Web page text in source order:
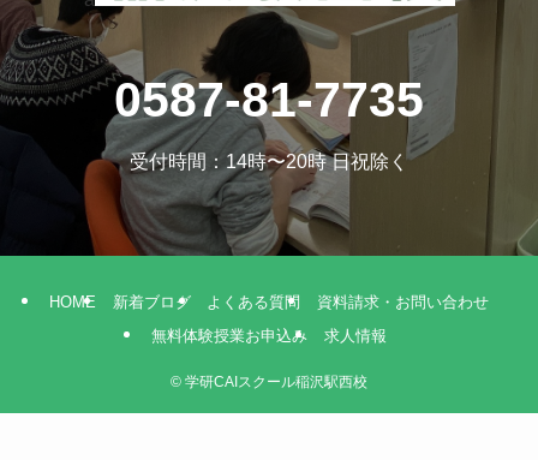
0587-81-7735
受付時間：14時〜20時 日祝除く
HOME 新着ブログ よくある質問
資料請求・お問い合わせ
無料体験授業お申込み
求人情報
© 学研CAIスクール稲沢駅西校